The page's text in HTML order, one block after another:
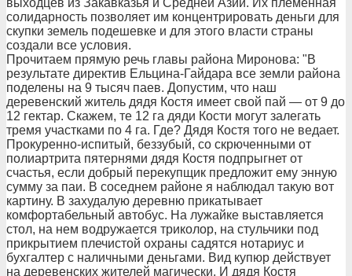
выходцев из Закавказья и Средней Азии. Их племенная
солидарность позволяет им концентрировать деньги для
скупки земель подешевке и для этого власти страны
создали все условия.
Прочитаем прямую речь главы района Миронова: "В
результате директив Ельцина-Гайдара все земли района
поделены на 9 тысяч паев. Допустим, что наш
деревенский житель дядя Костя имеет свой пай — от 9 до
12 гектар. Скажем, те 12 га дяди Кости могут залегать
тремя участками по 4 га. Где? Дядя Костя того не ведает.
Прокуренно-испитый, беззубый, со скрюченными от
полиартрита пятернями дядя Костя подпрыгнет от
счастья, если добрый перекупщик предложит ему энную
сумму за паи. В соседнем районе я наблюдал такую вот
картину. В захудалую деревню прикатывает
комфортабельный автобус. На лужайке выставляется
стол, на нем водружается триколор, на стульчики под
прикрытием плечистой охраны садятся нотариус и
бухгалтер с наличными деньгами. Вид купюр действует
на деревенских жителей магически. И дядя Костя